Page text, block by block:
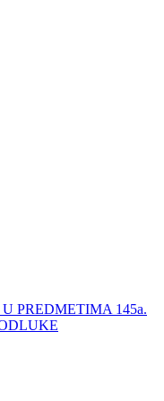
PREDMETIMA 145a.